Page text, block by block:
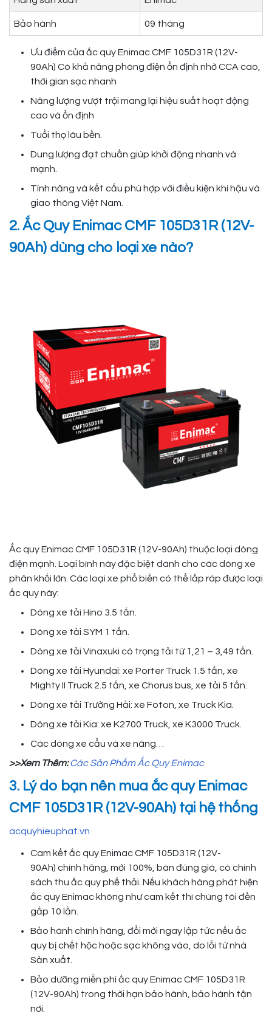
Bảo hành 09 tháng
Ưu điểm của ắc quy Enimac CMF 105D31R (12V-
90Ah) Có khả năng phóng điện ổn định nhờ CCA cao,
thời gian sạc nhanh
Năng lượng vượt trội mang lại hiệu suất hoạt động
cao và ổn định
Tuổi thọ lâu bền.
Dung lượng đạt chuẩn giúp khởi động nhanh và
mạnh.
Tính năng và kết cấu phù hợp với điều kiện khí hậu và
giao thông Việt Nam.
2. Ắc Quy Enimac CMF 105D31R (12V-
90Ah) dùng cho loại xe nào?
Ắc quy Enimac CMF 105D31R (12V-90Ah) thuộc loại dòng
điện mạnh. Loại bình này đặc biệt dành cho các dòng xe
phân khối lớn. Các loại xe phổ biến có thể lắp ráp được loại
ắc quy này:
Dòng xe tải Hino 3.5 tấn.
Dòng xe tải SYM 1 tấn.
Dòng xe tải Vinaxuki có trọng tải từ 1,21 – 3,49 tấn.
Dòng xe tải Hyundai: xe Porter Truck 1.5 tấn, xe
Mighty II Truck 2.5 tấn, xe Chorus bus, xe tải 5 tấn.
Dòng xe tải Trường Hải: xe Foton, xe Truck Kia.
Dòng xe tải Kia: xe K2700 Truck, xe K3000 Truck.
Các dòng xe cẩu và xe nâng…
>>Xem Thêm:Các Sản Phẩm Ắc Quy Enimac
3. Lý do bạn nên mua ắc quy Enimac
CMF 105D31R (12V-90Ah) tại hệ thống
acquyhieuphat.vn
Cam kết ắc quy Enimac CMF 105D31R (12V-
90Ah) chính hãng, mới 100%, bán đúng giá, có chính
sách thu ắc quy phế thải. Nếu khách hàng phát hiện
ắc quy Enimac không như cam kết thì chúng tôi đền
gấp 10 lần.
Bảo hành chính hãng, đổi mới ngay lập tức nếu ắc
quy bị chết hộc hoặc sạc không vào, do lỗi từ nhà
Sản xuất.
Bảo dưỡng miễn phí ắc quy Enimac CMF 105D31R
(12V-90Ah) trong thời hạn bảo hành, bảo hành tận
nơi.